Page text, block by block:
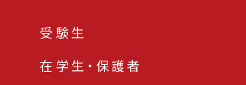
受験生
在学生・保護者